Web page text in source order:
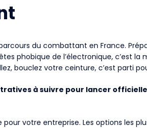
du combattant en France.
phobique de l’électronique, c’est
bouclez votre ceinture, c’est parti
à suivre pour lancer
votre entreprise. Les options les